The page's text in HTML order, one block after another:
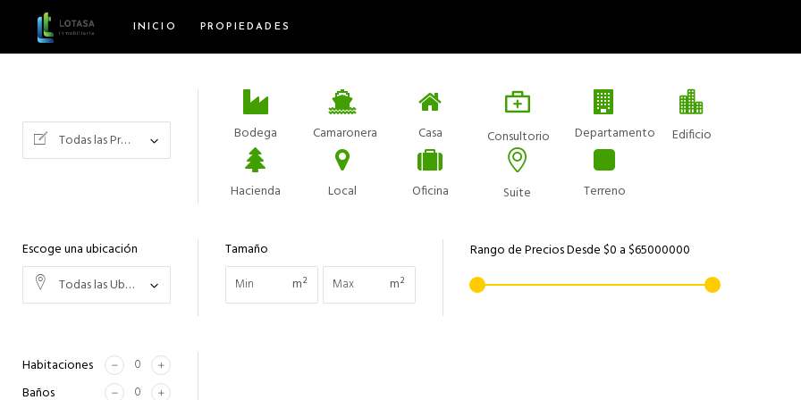
INICIO PROPIEDADES
Todas las Propiedades Bodega Camaronera Casa Consultorio Departamento Edificio
Hacienda Local Oficina Suite Terreno
Escoge una ubicación
Todas las Ubicaciones
Tamaño
m²
m²
Rango de PreciosDesde$0 a$65000000
Habitaciones
Baños